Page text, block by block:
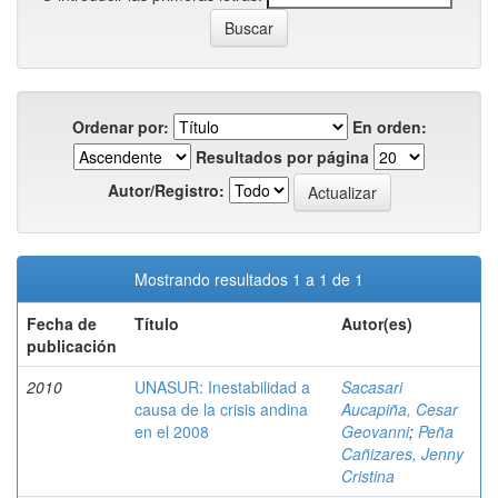
Ordenar por:
En orden:
Resultados por página
Autor/Registro:
Mostrando resultados 1 a 1 de 1
Fecha de
publicación
Título Autor(es)
2010
UNASUR: Inestabilidad a
causa de la crisis andina
en el 2008
Sacasari
Aucapiña, Cesar
Geovanni; Peña
Cañizares, Jenny
Cristina